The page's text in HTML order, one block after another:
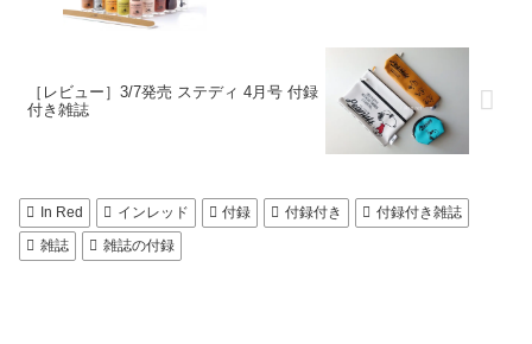
［レビュー］3/7発売 ステディ 4月号 付録
付き雑誌
In Red インレッド 付録 付録付き
付録付き雑誌
雑誌
雑誌の付録